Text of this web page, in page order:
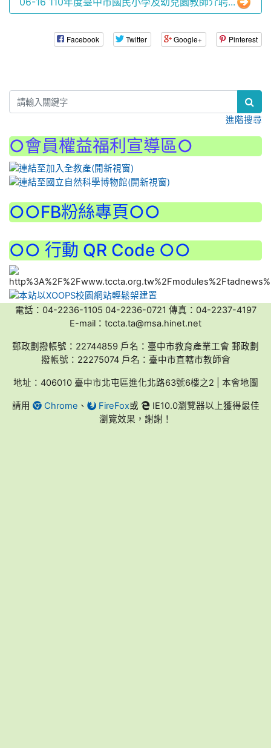
Facebook Twitter Google+ Pinterest
進階搜尋
○會員權益福利宣導區○
○○FB粉絲專頁○○
○○ 行動 QR Code ○○
電話：04-2236-1105 04-2236-0721 傳真：04-2237-4197
E-mail：tccta.ta@msa.hinet.net
郵政劃撥帳號：22744859 戶名：臺中市教育產業工會 郵政劃
撥帳號：22275074 戶名：臺中市直轄市教師會
地址：406010 臺中市北屯區進化北路63號6樓之2 | 本會地圖
請用 Chrome 、 FireFox或
IE10.0瀏覽器以上獲得最佳
瀏覽效果，謝謝！